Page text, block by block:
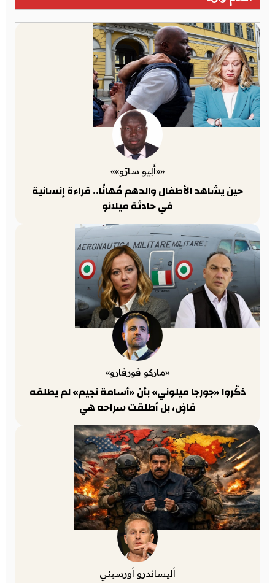
««أَلِيو سارّو»»
حين يشاهد الأطفال والدهم مُهانًا.. قراءة إنسانية
في حادثة ميلانو
«ماركو فورفارو»
ذكّروا «جورجا ميلوني» بأن «أسامة نجيم» لم يطلقه
قاضٍ، بل أطلقت سراحه هي
أليساندرو أورسيني